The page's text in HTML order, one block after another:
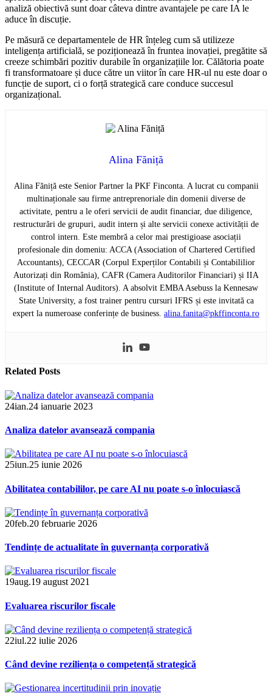
analiză obiectivă sunt doar câteva dintre avantajele pe care IA le
aduce în discuție.
Pe măsură ce departamentele de HR înțeleg cum să utilizeze
inteligența artificială, se poziționează în fruntea inovației, pregătite să
creeze schimbări pozitiv durabile în organizațiile lor. Călătoria poate
fi transformatoare și duce către un viitor în care HR-ul nu este doar o
funcție de suport, ci o forță strategică care conduce succesul
organizațional.
Alina Făniță
Alina Făniță este Senior Partner la PKF Finconta. A lucrat cu companii
multinaționale sau firme antreprenoriale din domenii diverse de
activitate, pentru a le oferi servicii de audit financiar, due diligence,
restructurări de grupuri, audit intern și alte servicii conexe activității de
control intern. Este membră a celor mai prestigioase asociații
profesionale din domeniu: ACCA (Association of Chartered Certified
Accountants), CECCAR (Corpul Experților Contabili și Contabililior
Autorizați din România), CAFR (Camera Auditorilor Financiari) și IIA
(Institute of Internal Auditors). A absolvit EMBA Asebuss la Kennesaw
State University, a fost trainer pentru cursuri IFRS și este invitată ca
expert la numeroase conferințe de business. alina.fanita@pkffinconta.ro
Related Posts
24ian.24 ianuarie 2023
Analiza datelor avansează compania
25iun.25 iunie 2026
Abilitatea contabililor, pe care AI nu poate s-o înlocuiască
20feb.20 februarie 2026
Tendințe de actualitate în guvernanța corporativă
19aug.19 august 2021
Evaluarea riscurilor fiscale
22iul.22 iulie 2026
Când devine reziliența o competență strategică